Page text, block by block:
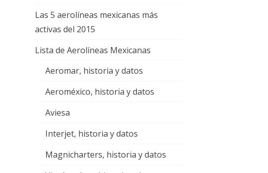
Las 5 aerolíneas mexicanas más
activas del 2015
Lista de Aerolíneas Mexicanas
Aeromar, historia y datos
Aeroméxico, historia y datos
Aviesa
Interjet, historia y datos
Magnicharters, historia y datos